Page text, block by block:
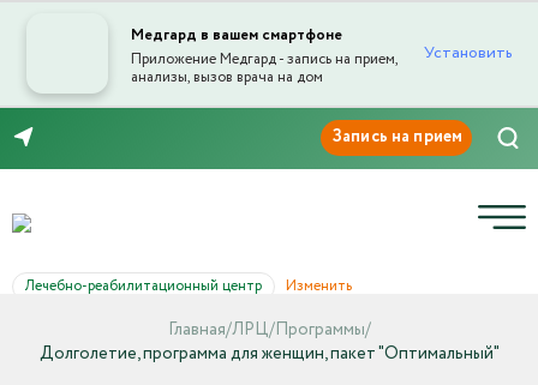
Медгард в вашем смартфоне
Приложение Медгард - запись на прием,
анализы, вызов врача на дом
Установить
Лечебно-реабилитационный центр Изменить
Главная/ЛРЦ/Программы/
Долголетие, программа для женщин, пакет "Оптимальный"